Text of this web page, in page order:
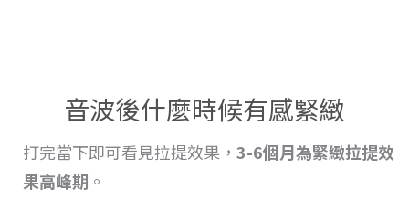
音波後什麼時候有感緊緻
打完當下即可看見拉提效果， 3-6個月為緊緻拉提效
果高峰期 。